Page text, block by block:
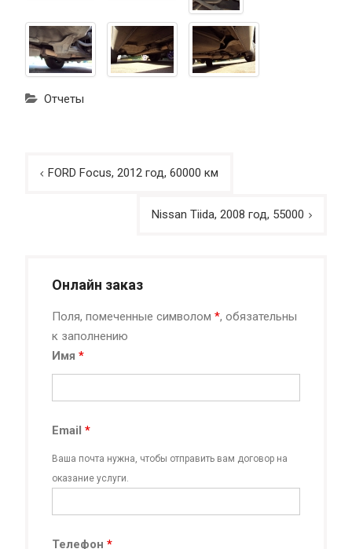
Отчеты
Навигация
FORD Focus, 2012 год, 60000 км
Nissan Tiida, 2008 год, 55000
Онлайн заказ
Поля, помеченные символом *, обязательны
к заполнению
Имя *
Email *
Ваша почта нужна, чтобы отправить вам договор на
оказание услуги.
Телефон *